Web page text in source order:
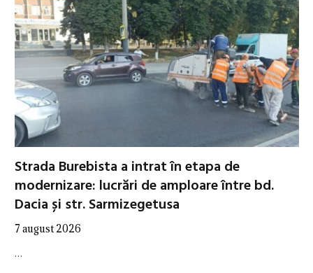
Strada Burebista a intrat în etapa de
modernizare: lucrări de amploare între bd.
Dacia și str. Sarmizegetusa
7 august 2026
…